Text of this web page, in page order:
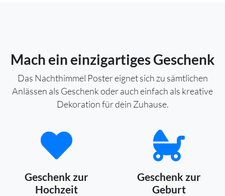
Mach ein einzigartiges Geschenk
Das Nachthimmel Poster eignet sich zu sämtlichen
Anlässen als Geschenk oder auch einfach als kreative
Dekoration für dein Zuhause.
Geschenk zur
Hochzeit
Geschenk zur
Geburt